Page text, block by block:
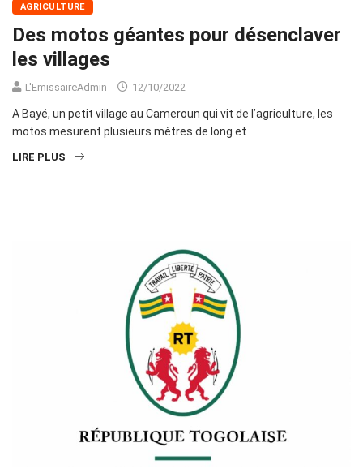
AGRICULTURE
Des motos géantes pour désenclaver
les villages
L'EmissaireAdmin 12/10/2022
A Bayé, un petit village au Cameroun qui vit de l’agriculture, les
motos mesurent plusieurs mètres de long et
LIRE PLUS